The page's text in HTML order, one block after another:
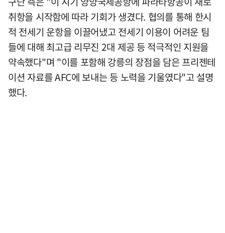
취항을 시작함에 따라 기회가 생겼다. 협의를 통해 한시
적 전세기 운항을 이끌어냈고 전세기 이용이 어려운 팀
들에 대해 최고급 리무진 2대 제공 등 적극적인 지원을
약속했다"며 "이를 포함해 강릉의 장점을 담은 프리젠테
이션 자료를 AFC에 보내는 등 노력을 기울였다"고 설명
했다.